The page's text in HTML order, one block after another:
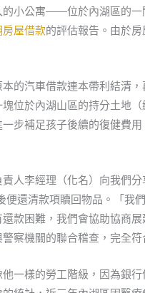
的小公寓——位於內湖區的
房屋借款的評估報告。由於
本的汽車借款連本帶利結
位於內湖山區的持分土地
一步補足孩子後續的復健費用
人李經理（化名）向我們
還清款項贖回物品。「
款困難，我們會協助協商
察機關的聯合稽查，完全
一樣的勞工階級，因為銀